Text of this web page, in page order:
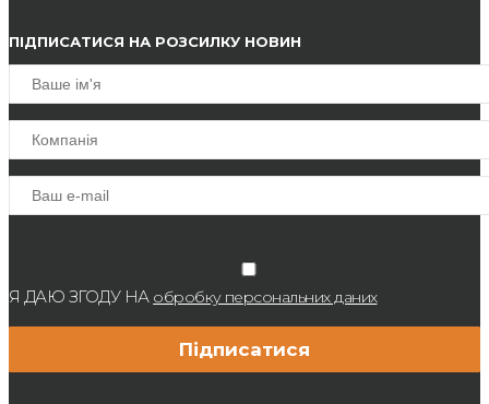
ПІДПИСАТИСЯ НА РОЗСИЛКУ НОВИН
Я ДАЮ ЗГОДУ НА обробку персональних даних